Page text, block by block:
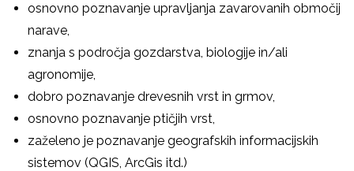
osnovno poznavanje upravljanja zavarovanih območij
narave,
znanja s področja gozdarstva, biologije in/ali
agronomije,
dobro poznavanje drevesnih vrst in grmov,
osnovno poznavanje ptičjih vrst,
zaželeno je poznavanje geografskih informacijskih
sistemov (QGIS, ArcGis itd.)